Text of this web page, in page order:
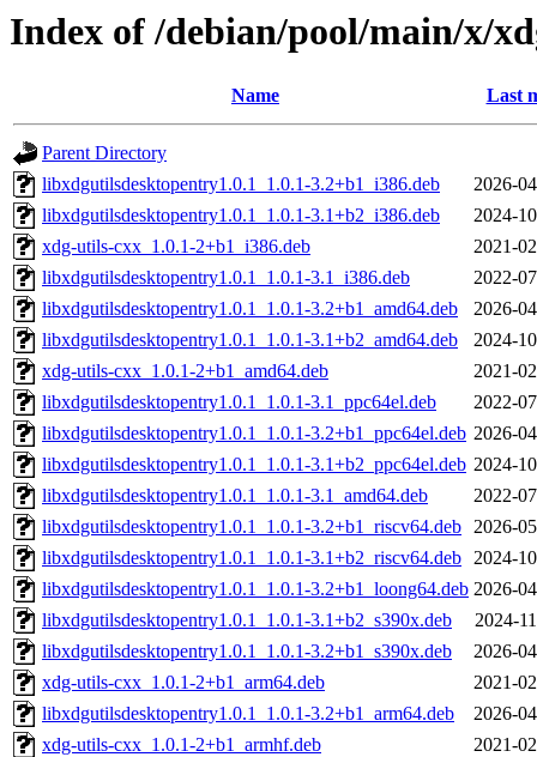
Index of /debian/pool/main/x/
Name Last
Parent Directory
libxdgutilsdesktopentry1.0.1_1.0.1-3.2+b1_i386.deb
2026-
libxdgutilsdesktopentry1.0.1_1.0.1-3.1+b2_i386.deb
2024-
xdg-utils-cxx_1.0.1-2+b1_i386.deb
2021-
libxdgutilsdesktopentry1.0.1_1.0.1-3.1_i386.deb
2022-
libxdgutilsdesktopentry1.0.1_1.0.1-3.2+b1_amd64.deb
2026-
libxdgutilsdesktopentry1.0.1_1.0.1-3.1+b2_amd64.deb
2024-
xdg-utils-cxx_1.0.1-2+b1_amd64.deb
2021-
libxdgutilsdesktopentry1.0.1_1.0.1-3.1_ppc64el.deb
2022-
libxdgutilsdesktopentry1.0.1_1.0.1-3.2+b1_ppc64el.deb 2026-
libxdgutilsdesktopentry1.0.1_1.0.1-3.1+b2_ppc64el.deb 2024-
libxdgutilsdesktopentry1.0.1_1.0.1-3.1_amd64.deb
2022-
libxdgutilsdesktopentry1.0.1_1.0.1-3.2+b1_riscv64.deb 2026-
libxdgutilsdesktopentry1.0.1_1.0.1-3.1+b2_riscv64.deb 2024-
libxdgutilsdesktopentry1.0.1_1.0.1-3.2+b1_loong64.deb 2026-
libxdgutilsdesktopentry1.0.1_1.0.1-3.1+b2_s390x.deb
2024-
libxdgutilsdesktopentry1.0.1_1.0.1-3.2+b1_s390x.deb
2026-
xdg-utils-cxx_1.0.1-2+b1_arm64.deb
2021-
libxdgutilsdesktopentry1.0.1_1.0.1-3.2+b1_arm64.deb
2026-
xdg-utils-cxx_1.0.1-2+b1_armhf.deb
2021-